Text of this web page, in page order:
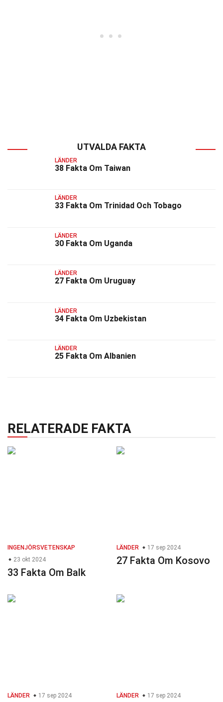
UTVALDA FAKTA
LÄNDER
38 Fakta Om Taiwan
LÄNDER
33 Fakta Om Trinidad Och Tobago
LÄNDER
30 Fakta Om Uganda
LÄNDER
27 Fakta Om Uruguay
LÄNDER
34 Fakta Om Uzbekistan
LÄNDER
25 Fakta Om Albanien
RELATERADE FAKTA
INGENJÖRSVETENSKAP
23 okt 2024
33 Fakta Om Balk
LÄNDER 17 sep 2024
27 Fakta Om Kosovo
LÄNDER 17 sep 2024 LÄNDER 17 sep 2024